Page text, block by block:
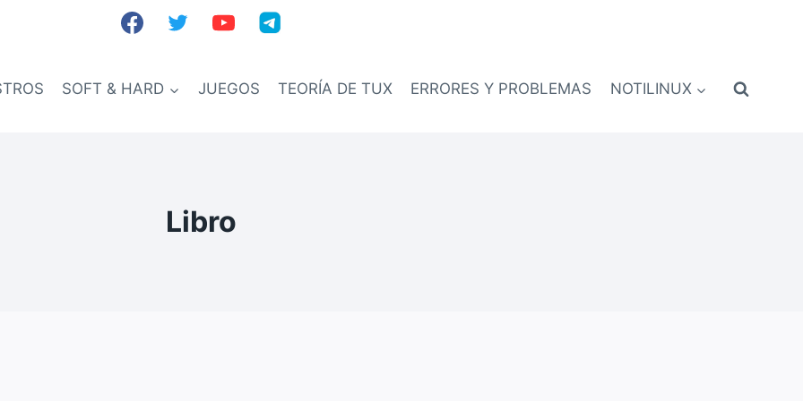
SOFT & HARD JUEGOS TEORÍA DE TUX ERRORES Y PROBLEMAS NOTILINUX
Libro